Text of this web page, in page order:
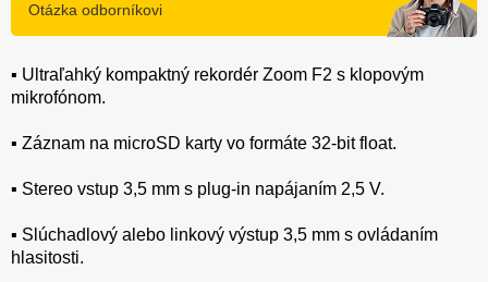
Otázka odborníkovi
▪️ Ultraľahký kompaktný rekordér Zoom F2 s klopovým
mikrofónom.
▪️ Záznam na microSD karty vo formáte 32-bit float.
▪️ Stereo vstup 3,5 mm s plug-in napájaním 2,5 V.
▪️ Slúchadlový alebo linkový výstup 3,5 mm s ovládaním
hlasitosti.